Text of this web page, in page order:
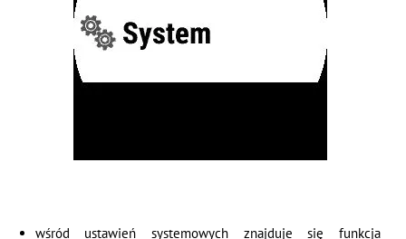
wśród ustawień systemowych znajduje się funkcja